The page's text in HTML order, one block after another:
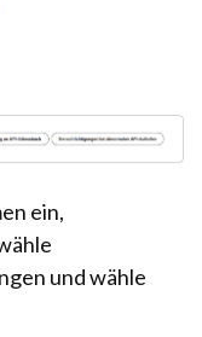
ein,
und wähle